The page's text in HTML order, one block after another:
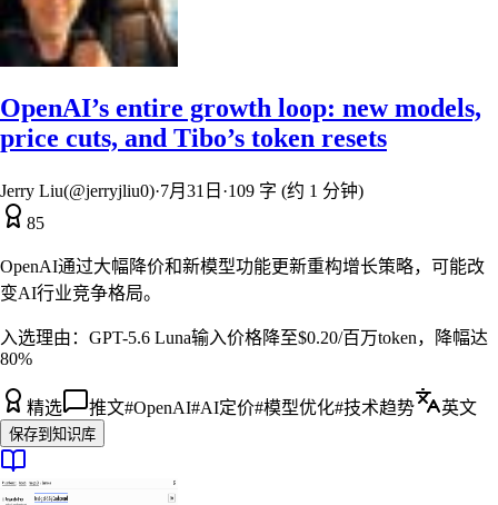
OpenAI’s entire growth loop: new models,
price cuts, and Tibo’s token resets
Jerry Liu(@jerryjliu0)·7月31日 ·109 字 (约 1 分钟)
85
OpenAI通过大幅降价和新模型功能更新重构增长策略，可能改
变AI行业竞争格局。
入选理由： GPT-5.6 Luna输入价格降至$0.20/百万token，降幅达
80%
精选 推文#OpenAI#AI定价#模型优化#技术趋势 英文
保存到知识库